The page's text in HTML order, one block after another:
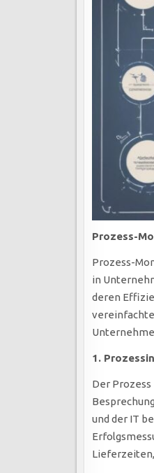
Prozess-
Prozess-
in
deren
1.
Der
und der IT